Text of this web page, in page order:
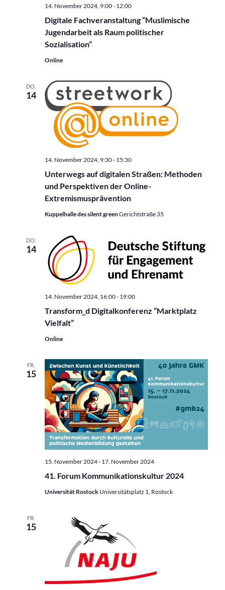
Digitale Fachveranstaltung “Muslimische
Jugendarbeit als Raum politischer
Sozialisation“
14. November 2024, 9:00- 12:00
Online
DO.
14
Unterwegs auf digitalen Straßen: Methoden
und Perspektiven der Online-
Extremismusprävention
14. November 2024, 9:30- 15:30
Kuppelhalle des silent greenGerichtstraße 35
DO.
14
Transform_d Digitalkonferenz “Marktplatz
Vielfalt”
14. November 2024, 16:00- 19:00
Online
FR.
15
41. Forum Kommunikationskultur 2024
15. November 2024- 17. November 2024
Universität Rostock Universitätsplatz 1, Rostock
FR.
15